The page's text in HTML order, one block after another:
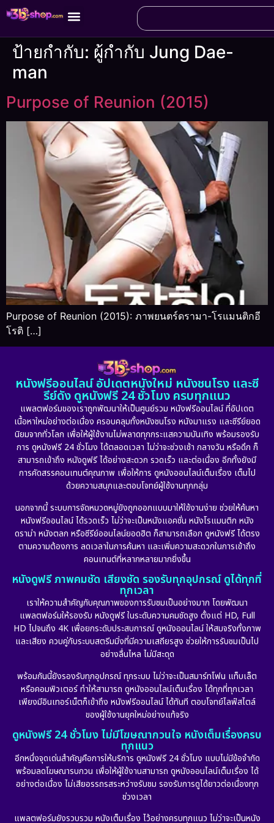
ป้ายกำกับ: ผู้กำกับ Jung Dae-
man
Purpose of Reunion (2015)
Purpose of Reunion (2015): ภาพยนตร์ดรามา-โรแมนติกอี
โรติ […]
หนังฟรีออนไลน์ อัปเดตหนังใหม่ หนังชนโรง และซี
รีย์ดัง ดูหนังฟรี 24 ชั่วโมง ครบทุกแนว
แพลตฟอร์มของเราถูกพัฒนาให้เป็นศูนย์รวม หนังฟรีออนไลน์ ที่อัปเดต
เนื้อหาใหม่อย่างต่อเนื่อง ครอบคลุมทั้งหนังชนโรง หนังมาแรง และซีรีย์ยอด
นิยมจากทั่วโลก เพื่อให้ผู้ใช้งานไม่พลาดทุกกระแสความบันเทิง พร้อมรองรับ
การ ดูหนังฟรี 24 ชั่วโมง ได้ตลอดเวลา ไม่ว่าจะช่วงเช้า กลางวัน หรือดึก ก็
สามารถเข้าถึง หนังดูฟรี ได้อย่างสะดวก รวดเร็ว และต่อเนื่อง อีกทั้งยังมี
การคัดสรรคอนเทนต์คุณภาพ เพื่อให้การ ดูหนังออนไลน์เต็มเรื่อง เต็มไป
ด้วยความสนุกและตอบโจทย์ผู้ใช้งานทุกกลุ่ม
นอกจากนี้ ระบบการจัดหมวดหมู่ยังถูกออกแบบมาให้ใช้งานง่าย ช่วยให้ค้นหา
หนังฟรีออนไลน์ ได้รวดเร็ว ไม่ว่าจะเป็นหนังแอคชั่น หนังโรแมนติก หนัง
ดราม่า หนังตลก หรือซีรีย์ออนไลน์ยอดฮิต ก็สามารถเลือก ดูหนังฟรี ได้ตรง
ตามความต้องการ ลดเวลาในการค้นหา และเพิ่มความสะดวกในการเข้าถึง
คอนเทนต์ที่หลากหลายมากยิ่งขึ้น
หนังดูฟรี ภาพคมชัด เสียงชัด รองรับทุกอุปกรณ์ ดูได้ทุกที่
ทุกเวลา
เราให้ความสำคัญกับคุณภาพของการรับชมเป็นอย่างมาก โดยพัฒนา
แพลตฟอร์มให้รองรับ หนังดูฟรี ในระดับความคมชัดสูง ตั้งแต่ HD, Full
HD ไปจนถึง 4K เพื่อยกระดับประสบการณ์ ดูหนังออนไลน์ ให้สมจริงทั้งภาพ
และเสียง ควบคู่กับระบบสตรีมมิ่งที่มีความเสถียรสูง ช่วยให้การรับชมเป็นไป
อย่างลื่นไหล ไม่มีสะดุด
พร้อมกันนี้ยังรองรับทุกอุปกรณ์ ทุกระบบ ไม่ว่าจะเป็นสมาร์ทโฟน แท็บเล็ต
หรือคอมพิวเตอร์ ทำให้สามารถ ดูหนังออนไลน์เต็มเรื่อง ได้ทุกที่ทุกเวลา
เพียงมีอินเทอร์เน็ตก็เข้าถึง หนังฟรีออนไลน์ ได้ทันที ตอบโจทย์ไลฟ์สไตล์
ของผู้ใช้งานยุคใหม่อย่างแท้จริง
ดูหนังฟรี 24 ชั่วโมง ไม่มีโฆษณากวนใจ หนังเต็มเรื่องครบ
ทุกแนว
อีกหนึ่งจุดเด่นสำคัญคือการให้บริการ ดูหนังฟรี 24 ชั่วโมง แบบไม่มีข้อจำกัด
พร้อมลดโฆษณารบกวน เพื่อให้ผู้ใช้งานสามารถ ดูหนังออนไลน์เต็มเรื่อง ได้
อย่างต่อเนื่อง ไม่เสียอรรถรสระหว่างรับชม รองรับการดูได้ยาวต่อเนื่องทุก
ช่วงเวลา
แพลตฟอร์มยังรวบรวม หนังเต็มเรื่อง ไว้อย่างครบทุกแนว ไม่ว่าจะเป็นหนัง